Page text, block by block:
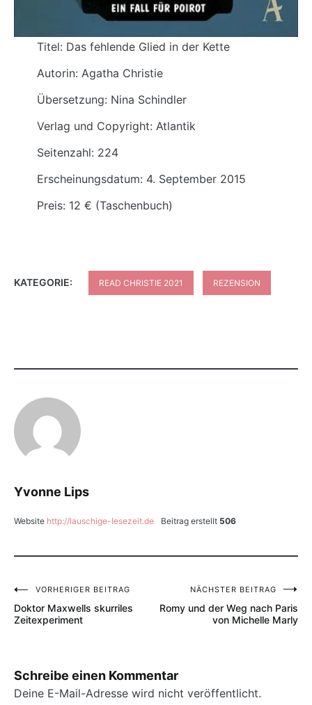
Titel: Das fehlende Glied in der Kette
Autorin: Agatha Christie
Übersetzung: Nina Schindler
Verlag und Copyright: Atlantik
Seitenzahl: 224
Erscheinungsdatum: 4. September 2015
Preis: 12 € (Taschenbuch)
KATEGORIE: READ CHRISTIE 2021 REZENSION
Yvonne Lips
Website http://lauschige-lesezeit.de Beitrag erstellt 506
Beitragsnavigation
VORHERIGER BEITRAG
Doktor Maxwells skurriles
Zeitexperiment
NÄCHSTER BEITRAG
Romy und der Weg nach Paris
von Michelle Marly
Schreibe einen Kommentar
Deine E-Mail-Adresse wird nicht veröffentlicht.